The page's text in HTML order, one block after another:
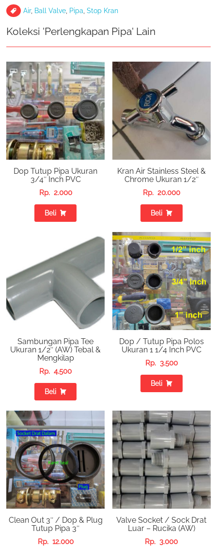
Air, Ball Valve, Pipa,Stop Kran
Koleksi 'Perlengkapan Pipa' Lain
Dop Tutup Pipa Ukuran
3/4″ Inch PVC
Rp. 2.000
Beli
Kran Air Stainless Steel &
Chrome Ukuran 1/2″
Rp. 20.000
Beli
Sambungan Pipa Tee
Ukuran 1/2″ (AW) Tebal &
Mengkilap
Rp. 4.500
Beli
Dop / Tutup Pipa Polos
Ukuran 1 1/4 Inch PVC
Rp. 3.500
Beli
Clean Out 3″ / Dop & Plug
Tutup Pipa 3″
Rp. 12.000
Valve Socket / Sock Drat
Luar – Rucika (AW)
Rp. 3.000